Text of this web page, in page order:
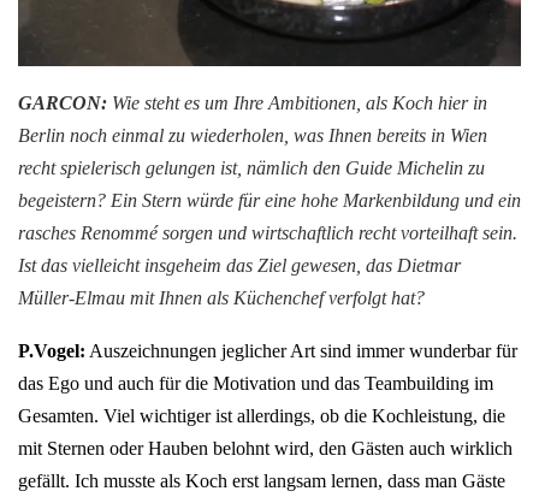
GARCON: Wie steht es um Ihre Ambitionen, als Koch hier in
Berlin noch einmal zu wiederholen, was Ihnen bereits in Wien
recht spielerisch gelungen ist, nämlich den Guide Michelin zu
begeistern? Ein Stern würde für eine hohe Markenbildung und ein
rasches Renommé sorgen und wirtschaftlich recht vorteilhaft sein.
Ist das vielleicht insgeheim das Ziel gewesen, das Dietmar
Müller-Elmau mit Ihnen als Küchenchef verfolgt hat?
P.Vogel: Auszeichnungen jeglicher Art sind immer wunderbar für
das Ego und auch für die Motivation und das Teambuilding im
Gesamten. Viel wichtiger ist allerdings, ob die Kochleistung, die
mit Sternen oder Hauben belohnt wird, den Gästen auch wirklich
gefällt. Ich musste als Koch erst langsam lernen, dass man Gäste